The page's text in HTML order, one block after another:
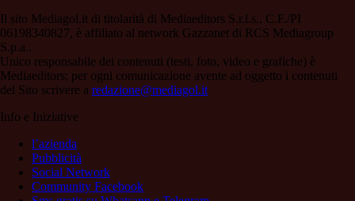
Il sito Mediagol.it di titolarità di Mediaeditors S.r.l.s., C.F./PI
06198340827, è affiliato al network Gazzanet di RCS Mediagroup
S.p.a..
Unico responsabile dei contenuti (testi, foto, video e grafiche) è
Mediaeditors; per ogni comunicazione avente ad oggetto i contenuti
del Sito scrivere a redazione@mediagol.it
Info e Iniziative
l’azienda
Pubblicità
Social Network
Community Facebook